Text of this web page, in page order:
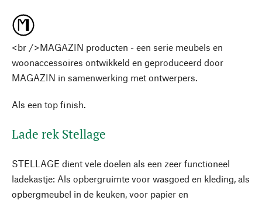
<br />MAGAZIN producten - een serie meubels en
woonaccessoires ontwikkeld en geproduceerd door
MAGAZIN in samenwerking met ontwerpers.
Als een top finish.
Lade rek Stellage
STELLAGE dient vele doelen als een zeer functioneel
ladekastje: Als opbergruimte voor wasgoed en kleding, als
opbergmeubel in de keuken, voor papier en